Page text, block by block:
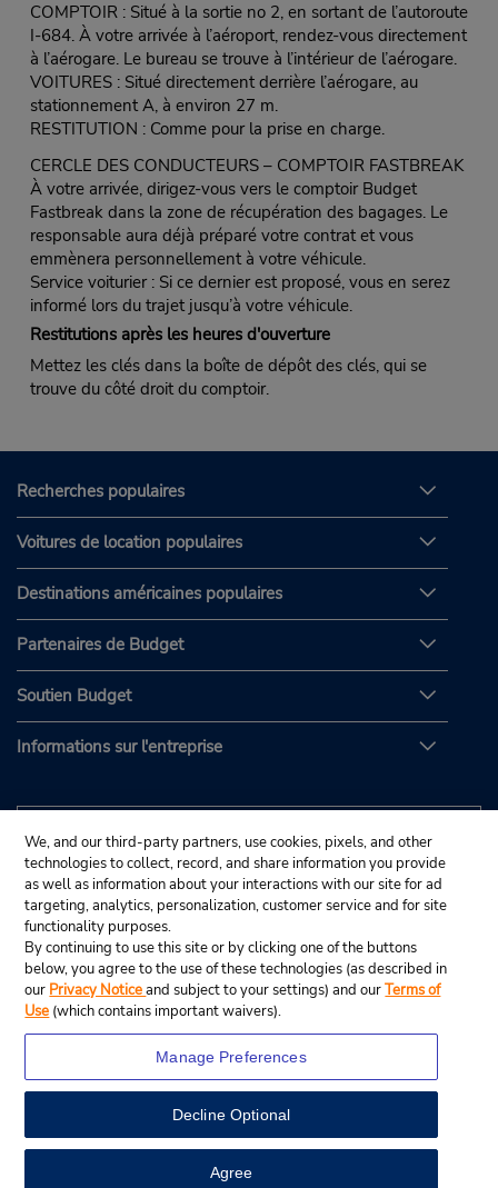
View Map
COMPTOIR : Situé à la sortie no 2, en sortant de l’autoroute
I-684. À votre arrivée à l’aéroport, rendez-vous directement
à l’aérogare. Le bureau se trouve à l’intérieur de l’aérogare.
VOITURES : Situé directement derrière l’aérogare, au
stationnement A, à environ 27 m.
RESTITUTION : Comme pour la prise en charge.
CERCLE DES CONDUCTEURS – COMPTOIR FASTBREAK
À votre arrivée, dirigez-vous vers le comptoir Budget
Fastbreak dans la zone de récupération des bagages. Le
responsable aura déjà préparé votre contrat et vous
emmènera personnellement à votre véhicule.
Service voiturier : Si ce dernier est proposé, vous en serez
informé lors du trajet jusqu’à votre véhicule.
Restitutions après les heures d'ouverture
Mettez les clés dans la boîte de dépôt des clés, qui se
trouve du côté droit du comptoir.
Recherches populaires
Voitures de location populaires
Destinations américaines populaires
Partenaires de Budget
Soutien Budget
Informations sur l'entreprise
© Budget Rent A Car System, Inc., 2025.
We, and our third-party partners, use cookies, pixels, and other
technologies to collect, record, and share information you provide
as well as information about your interactions with our site for ad
targeting, analytics, personalization, customer service and for site
functionality purposes.
By continuing to use this site or by clicking one of the buttons
below, you agree to the use of these technologies (as described in
our Privacy Noticeand subject to your settings) and ourTerms of
Use (which contains important waivers).
Manage Preferences
Decline Optional
Agree